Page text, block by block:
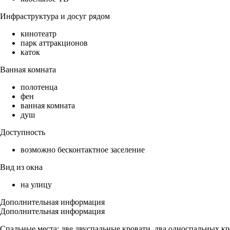
Инфраструктура и досуг рядом
кинотеатр
парк аттракционов
каток
Ванная комната
полотенца
фен
ванная комната
душ
Доступность
возможно бесконтактное заселение
Вид из окна
на улицу
Дополнительная информация
Дополнительная информация